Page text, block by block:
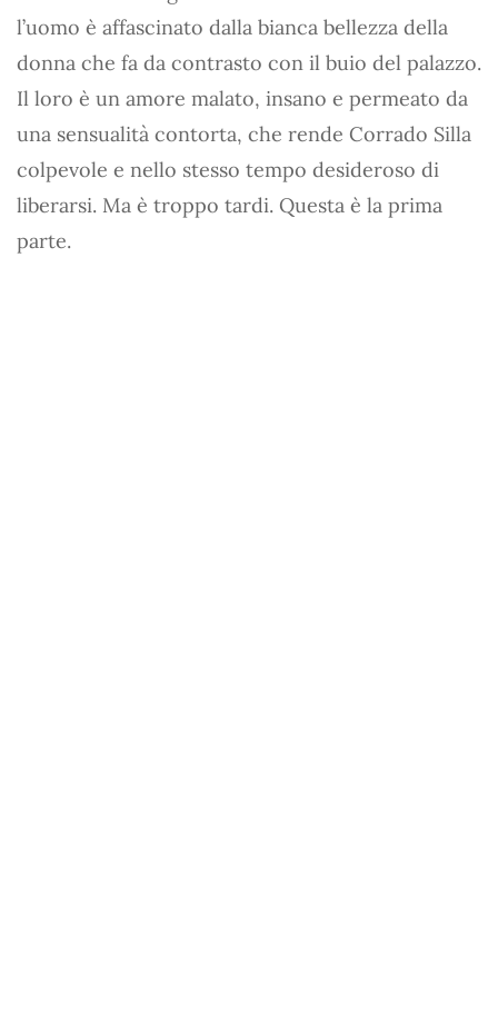
l’uomo è affascinato dalla bianca bellezza della
donna che fa da contrasto con il buio del palazzo.
Il loro è un amore malato, insano e permeato da
una sensualità contorta, che rende Corrado Silla
colpevole e nello stesso tempo desideroso di
liberarsi. Ma è troppo tardi. Questa è la prima
parte.